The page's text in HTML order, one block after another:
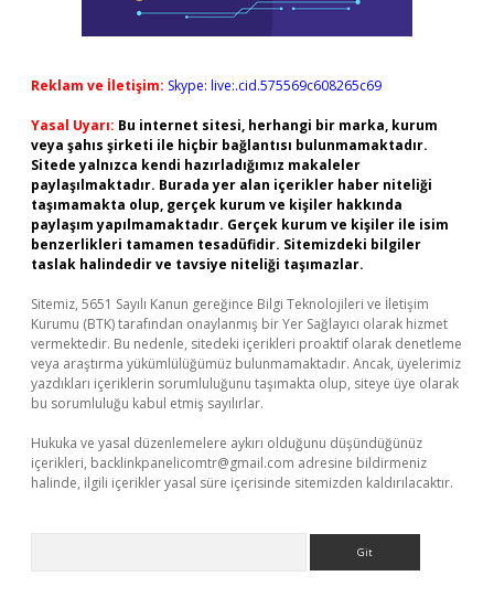
Reklam ve İletişim: Skype: live:.cid.575569c608265c69
Yasal Uyarı: Bu internet sitesi, herhangi bir marka, kurum
veya şahıs şirketi ile hiçbir bağlantısı bulunmamaktadır.
Sitede yalnızca kendi hazırladığımız makaleler
paylaşılmaktadır. Burada yer alan içerikler haber niteliği
taşımamakta olup, gerçek kurum ve kişiler hakkında
paylaşım yapılmamaktadır. Gerçek kurum ve kişiler ile isim
benzerlikleri tamamen tesadüfidir. Sitemizdeki bilgiler
taslak halindedir ve tavsiye niteliği taşımazlar.
Sitemiz, 5651 Sayılı Kanun gereğince Bilgi Teknolojileri ve İletişim
Kurumu (BTK) tarafından onaylanmış bir Yer Sağlayıcı olarak hizmet
vermektedir. Bu nedenle, sitedeki içerikleri proaktif olarak denetleme
veya araştırma yükümlülüğümüz bulunmamaktadır. Ancak, üyelerimiz
yazdıkları içeriklerin sorumluluğunu taşımakta olup, siteye üye olarak
bu sorumluluğu kabul etmiş sayılırlar.
Hukuka ve yasal düzenlemelere aykırı olduğunu düşündüğünüz
içerikleri, backlinkpanelicomtr@gmail.com adresine bildirmeniz
halinde, ilgili içerikler yasal süre içerisinde sitemizden kaldırılacaktır.